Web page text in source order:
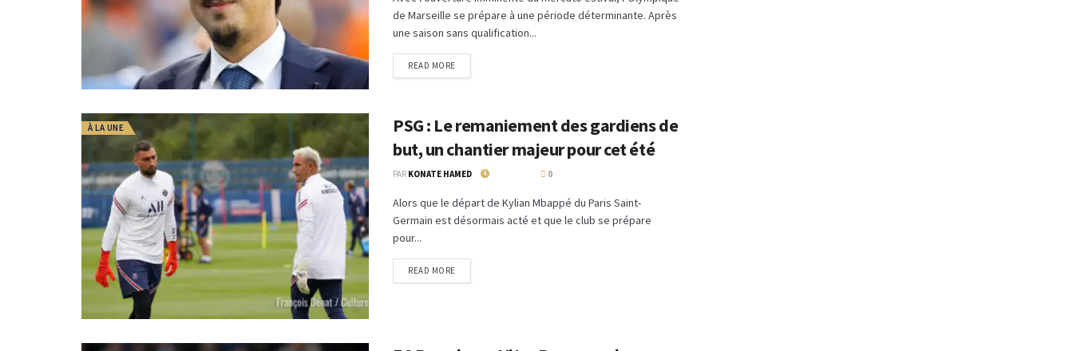
de Marseille se prépare à une période déterminante. Après
une saison sans qualification...
READ MORE
À LA UNE
PSG : Le remaniement des gardiens de
but, un chantier majeur pour cet été
PAR KONATE HAMED 0
Alors que le départ de Kylian Mbappé du Paris Saint-
Germain est désormais acté et que le club se prépare
pour...
READ MORE